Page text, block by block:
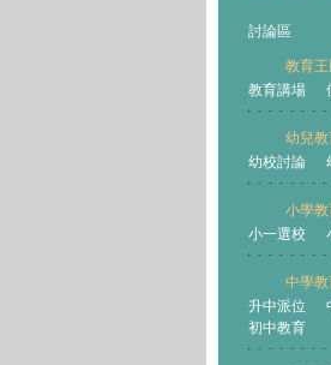
討論區
教育王
教育講場
幼兒
幼校討論
小學
小一選校
中學
升中派位
初中教育